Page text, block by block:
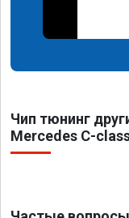
Чип тюнинг
Mercedes C-